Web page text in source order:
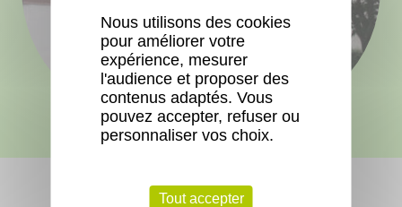
Nous utilisons des cookies
pour améliorer votre
expérience, mesurer
l'audience et proposer des
contenus adaptés. Vous
pouvez accepter, refuser ou
personnaliser vos choix.
Tout accepter